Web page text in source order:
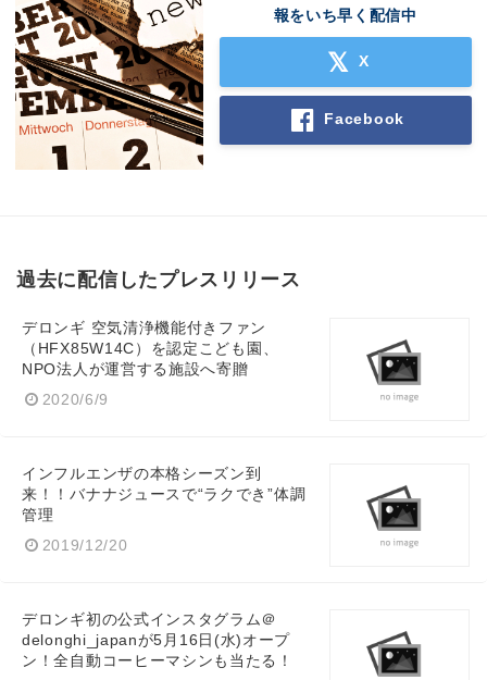
報をいち早く配信中
X
Facebook
過去に配信したプレスリリース
デロンギ 空気清浄機能付きファン
（HFX85W14C）を認定こども園、
NPO法人が運営する施設へ寄贈
2020/6/9
インフルエンザの本格シーズン到
来！！バナナジュースで“ラクでき”体調
管理
2019/12/20
デロンギ初の公式インスタグラム＠
delonghi_japanが5月16日(水)オープ
ン！全自動コーヒーマシンも当たる！